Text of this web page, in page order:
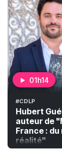
01h14
#CDLP
Hubert
auteur de
France : du
réalité"